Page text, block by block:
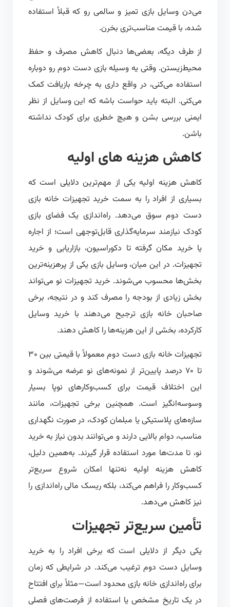
می‌دن وسایل بازی تمیز و سالمی رو که قبلاً استفاده
شده، با قیمت مناسب‌تری بخرن.
از طرف دیگه، بعضی‌ها دنبال کاهش مصرف و حفظ
محیط‌زیستن. وقتی یه وسیله بازی دست دوم رو دوباره
استفاده می‌کنی، در واقع داری به چرخه بازیافت کمک
می‌کنی. البته باید حواست باشه که این وسایل از نظر
ایمنی بررسی بشن و هیچ خطری برای کودک نداشته
کاهش هزینه های اولیه
کاهش هزینه اولیه یکی از مهم‌ترین دلایلی است که
بسیاری از افراد را به سمت خرید تجهیزات خانه بازی
دست دوم سوق می‌دهد. راه‌اندازی یک فضای بازی
کودک نیازمند سرمایه‌گذاری قابل‌توجهی است؛ از اجاره
یا خرید مکان گرفته تا دکوراسیون، بازاریابی و خرید
تجهیزات. در این میان، وسایل بازی یکی از پرهزینه‌ترین
بخش‌ها محسوب می‌شوند. خرید تجهیزات نو می‌تواند
بخش زیادی از بودجه را مصرف کند و در نتیجه، برخی
صاحبان خانه بازی ترجیح می‌دهند با خرید وسایل
کارکرده، بخشی از این هزینه‌ها را کاهش دهند.
تجهیزات خانه بازی دست دوم معمولاً با قیمتی بین ۳۰
تا ۷۰ درصد پایین‌تر از نمونه‌های نو عرضه می‌شوند و
این اختلاف قیمت برای کسب‌وکارهای نوپا بسیار
وسوسه‌انگیز است. همچنین برخی تجهیزات، مانند
سازه‌های پلاستیکی یا مبلمان کودک، در صورت نگهداری
مناسب، دوام بالایی دارند و می‌توانند بدون نیاز به خرید
نو، تا مدت‌ها مورد استفاده قرار گیرند. به‌همین دلیل،
کاهش هزینه اولیه نه‌تنها امکان شروع سریع‌تر
کسب‌وکار را فراهم می‌کند، بلکه ریسک مالی راه‌اندازی را
نیز کاهش می‌دهد.
تأمین سریع‌تر تجهیزات
یکی دیگر از دلایلی است که برخی افراد را به خرید
وسایل دست دوم ترغیب می‌کند. در شرایطی که زمان
برای راه‌اندازی خانه بازی محدود است—مثلاً برای افتتاح
در یک تاریخ مشخص یا استفاده از فرصت‌های فصلی